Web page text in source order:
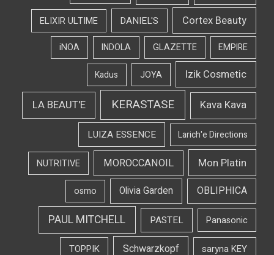
Cortex Beauty
DANIEL'S
ELIXIR ULTIME
EMPIRE
GLAZETTE
INDOLA
iNOA
Izik Cosmetic
JOYA
Kadus
Kava Kava
KERASTASE
LA BEAUT'E
Larich'e Directions
LUIZA ESSENCE
Mon Platin
MOROCCANOIL
NUTRITIVE
OBLIPHICA
Olivia Garden
osmo
Panasonic
PASTEL
PAUL MITCHELL
saryna KEY
Schwarzkopf
TOPPIK